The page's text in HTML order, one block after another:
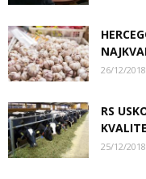
26/12/2018
RS
25/12/2018